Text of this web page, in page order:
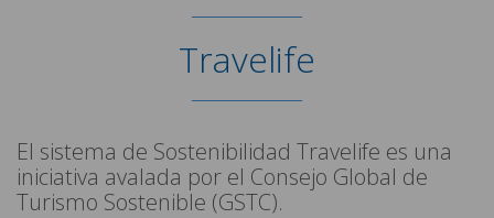
Travelife
El sistema de Sostenibilidad Travelife es una
iniciativa avalada por el Consejo Global de
Turismo Sostenible (GSTC).